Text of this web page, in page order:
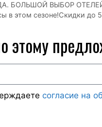
БОЛЬШОЙ ВЫБОР
в этом сезоне!Скидки до
этому
согласие на